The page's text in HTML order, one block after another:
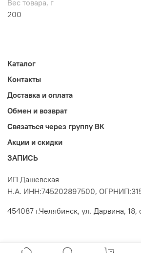
Вес товара, г
200
Каталог
Контакты
Доставка и оплата
Обмен и возврат
Связаться через группу ВК
Акции и скидки
ЗАПИСЬ
ИП Дашевская
Н.А. ИНН:745202897500,
454087 г.Челябинск, ул. Дарвина, 18,